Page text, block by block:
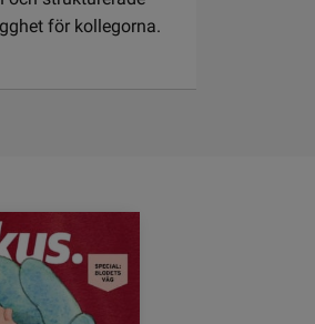
för kollegorna.